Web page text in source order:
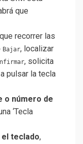
que
recorrer las
Bajar, localizar
, solicita
pulsar la tecla
o número de
‘Tecla
teclado,